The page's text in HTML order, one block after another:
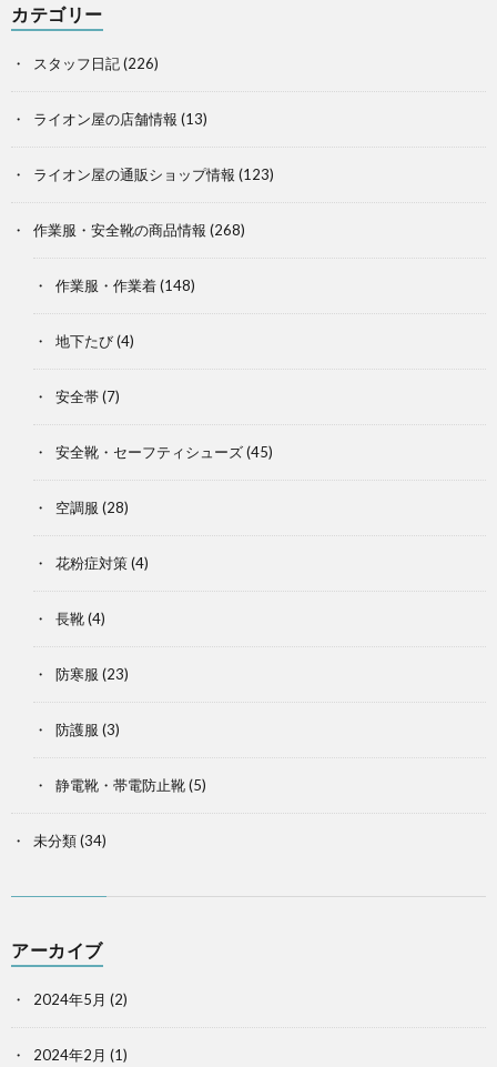
カテゴリー
スタッフ日記(226)
ライオン屋の店舗情報 (13)
ライオン屋の通販ショップ情報 (123)
作業服・安全靴の商品情報 (268)
作業服・作業着(148)
地下たび(4)
安全帯(7)
安全靴・セーフティシューズ(45)
空調服 (28)
花粉症対策(4)
長靴(4)
防寒服 (23)
防護服 (3)
静電靴・帯電防止靴(5)
未分類(34)
アーカイブ
2024年5月 (2)
2024年2月 (1)